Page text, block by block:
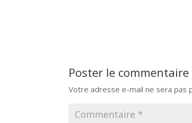
Poster le commentaire
Votre adresse e-mail ne sera pas